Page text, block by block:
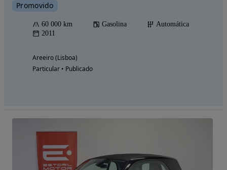
Promovido
60 000 km Gasolina
Automática
2011
Areeiro (Lisboa)
Particular • Publicado